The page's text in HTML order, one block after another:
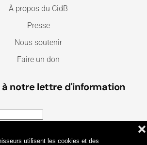
utilisent les cookies et des
❌
À propos du CidB
Presse
Nous soutenir
Faire un don
notre lettre d'information